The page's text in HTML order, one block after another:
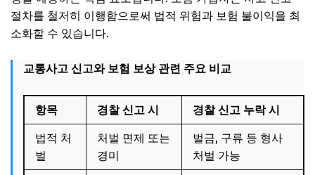
절차를 철저히 이행함으로써 법적 위험과 보험 불이익을 최
소화할 수 있습니다.
교통사고 신고와 보험 보상 관련 주요 비교
항목 경찰 신고 시 경찰 신고 누락 시
법적 처
벌
처벌 면제 또는
경미
벌금, 구류 등 형사
처벌 가능